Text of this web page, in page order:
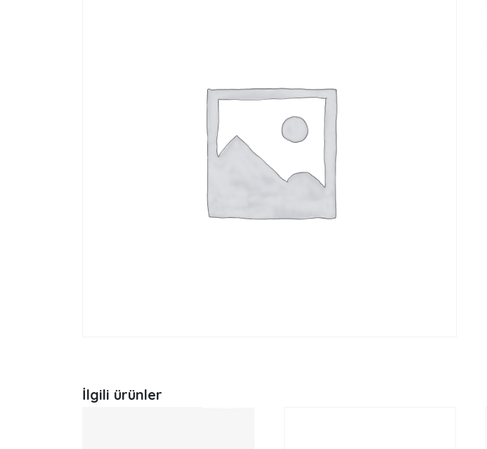
İlgili ürünler